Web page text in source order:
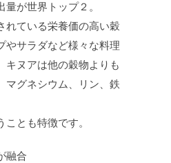
が世界トップ２。
れている栄養価の高い穀
やサラダなど様々な料理
キヌアは他の穀物よりも
マグネシウム、リン、鉄
とも特徴です。
融合